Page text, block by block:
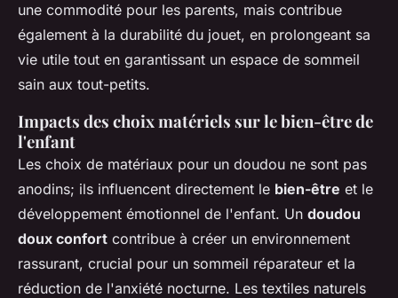
une commodité pour les parents, mais contribue
également à la durabilité du jouet, en prolongeant sa
vie utile tout en garantissant un espace de sommeil
sain aux tout-petits.
Impacts des choix matériels sur le bien-être de
l'enfant
Les choix de matériaux pour un doudou ne sont pas
anodins; ils influencent directement le bien-être et le
développement émotionnel de l'enfant. Un doudou
doux confort contribue à créer un environnement
rassurant, crucial pour un sommeil réparateur et la
réduction de l'anxiété nocturne. Les textiles naturels